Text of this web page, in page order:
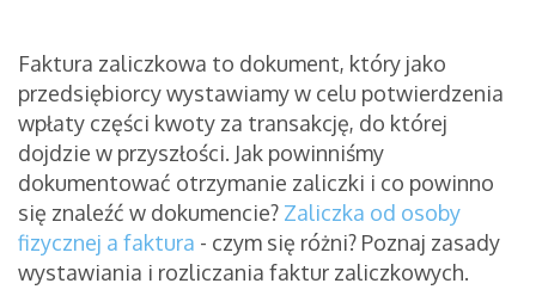
Faktura zaliczkowa to dokument, który jako
przedsiębiorcy wystawiamy w celu potwierdzenia
wpłaty części kwoty za transakcję, do której
dojdzie w przyszłości. Jak powinniśmy
dokumentować otrzymanie zaliczki i co powinno
się znaleźć w dokumencie? Zaliczka od osoby
fizycznej a faktura - czym się różni? Poznaj zasady
wystawiania i rozliczania faktur zaliczkowych.